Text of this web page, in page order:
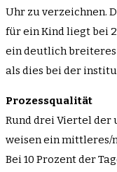
Uhr zu verzeichnen.
für ein Kind liegt bei
ein deutlich
als dies bei der
Prozessqualität
Rund drei Viertel der
weisen ein
Bei 10 Prozent der